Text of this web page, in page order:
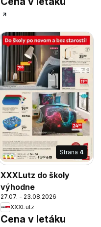
Strana 4
XXXLutz do školy
výhodne
27.07. - 23.08.2026
XXXLutz
Cena v letáku